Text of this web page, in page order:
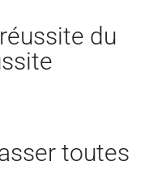
du
toutes